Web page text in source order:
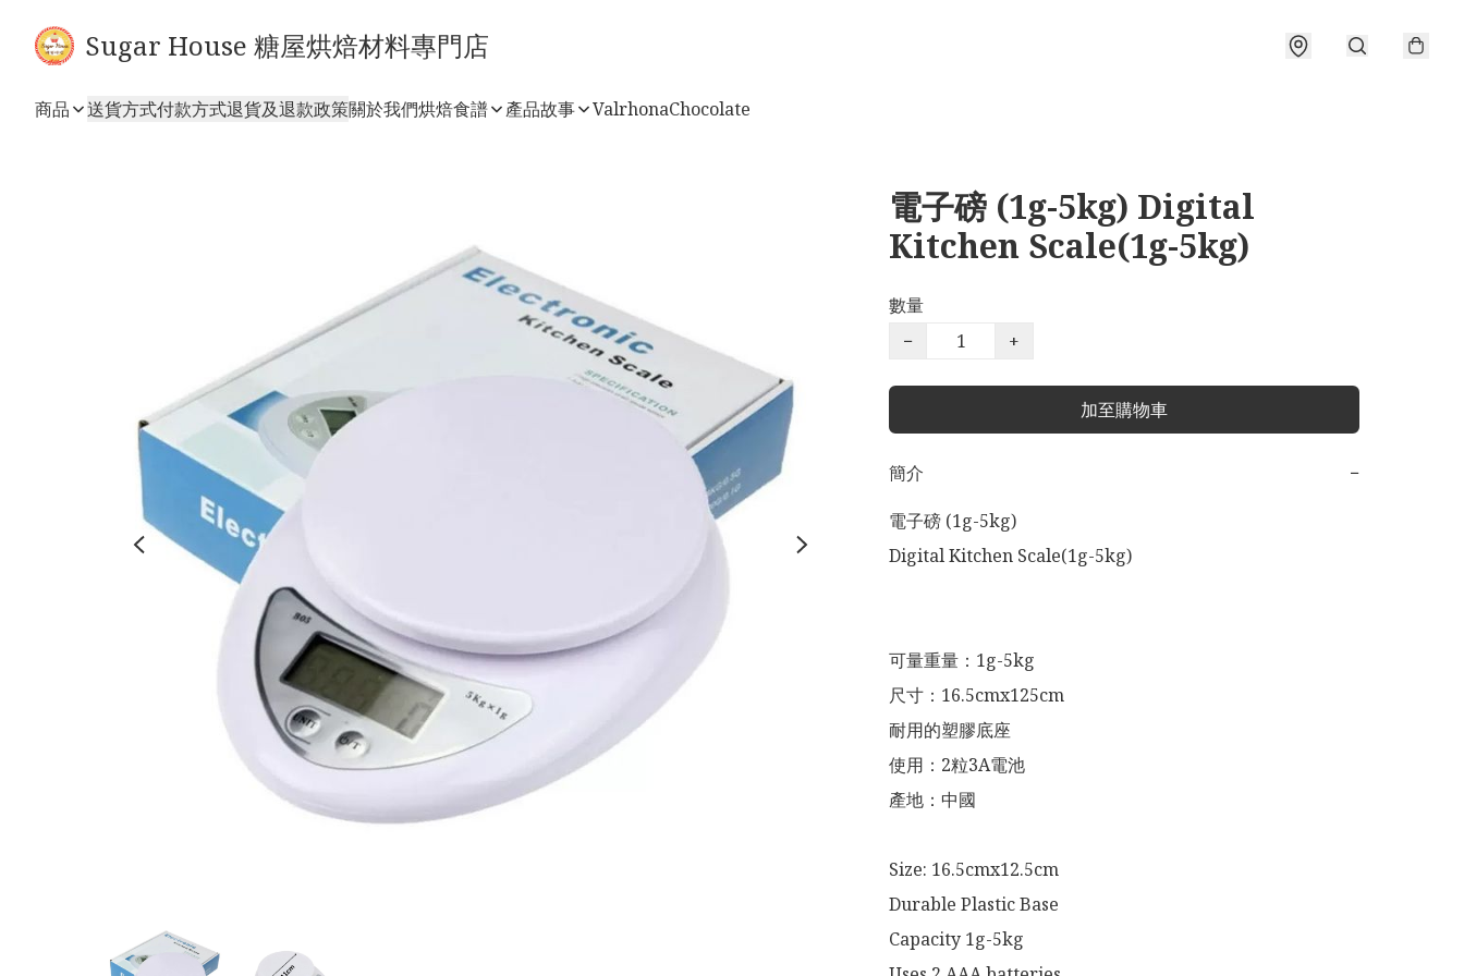
Sugar House 糖屋烘焙材料專門店
商品 送貨方式付款方式退貨及退款政策關於我們烘焙食譜 產品故事 ValrhonaChocolate
電子磅 (1g-5kg) Digital
Kitchen Scale(1g-5kg)
數量
−
+
加至購物車
簡介
−
電子磅 (1g-5kg)
Digital Kitchen Scale(1g-5kg)
可量重量：1g-5kg
尺寸：16.5cmx125cm
耐用的塑膠底座
使用：2粒3A電池
產地：中國
Size: 16.5cmx12.5cm
Durable Plastic Base
Capacity 1g-5kg